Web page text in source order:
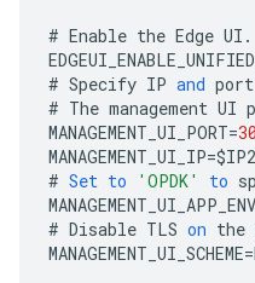
# Enable the Edge UI .
# Specify IP and port
# The management UI
MANAGEMENT_UI_PORT=
MANAGEMENT_UI_IP=$IP2
# Set to 'OPDK' to
MANAGEMENT_UI_APP_ENV
# Disable TLS on the
MANAGEMENT_UI_SCHEME=